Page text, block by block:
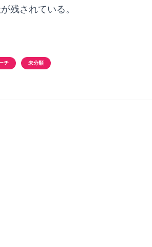
残されている。
チ 未分類